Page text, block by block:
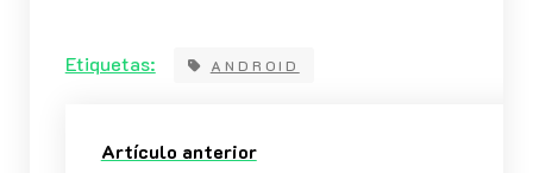
Etiquetas: ANDROID
Artículo anterior